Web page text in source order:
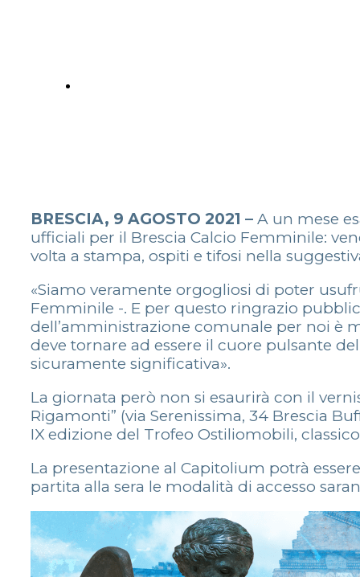
BRESCIA, 9 AGOSTO 2021 – A un mese
ufficiali per il Brescia Calcio Femminile:
volta a stampa, ospiti e tifosi nella
«Siamo veramente orgogliosi di poter
Femminile -. E per questo ringrazio
dell’amministrazione comunale per noi è
deve tornare ad essere il cuore pulsante
sicuramente significativa».
La giornata però non si esaurirà con il
Rigamonti” (via Serenissima, 34 Brescia
IX edizione del Trofeo Ostiliomobili,
La presentazione al Capitolium potrà
partita alla sera le modalità di accesso